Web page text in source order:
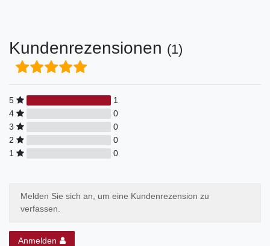
Kundenrezensionen (1)
5
1
4
0
3
0
2
0
1
0
Melden Sie sich an, um eine Kundenrezension zu
verfassen.
Anmelden